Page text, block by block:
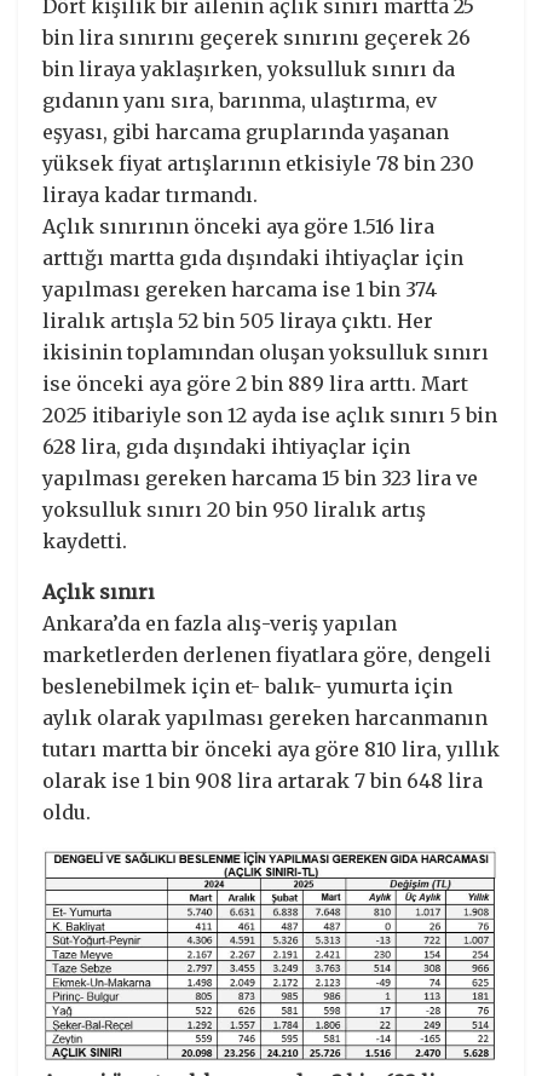
Dört kişilik bir ailenin açlık sınırı martta 25
bin lira sınırını geçerek sınırını geçerek 26
bin liraya yaklaşırken, yoksulluk sınırı da
gıdanın yanı sıra, barınma, ulaştırma, ev
eşyası, gibi harcama gruplarında yaşanan
yüksek fiyat artışlarının etkisiyle 78 bin 230
liraya kadar tırmandı.
Açlık sınırının önceki aya göre 1.516 lira
arttığı martta gıda dışındaki ihtiyaçlar için
yapılması gereken harcama ise 1 bin 374
liralık artışla 52 bin 505 liraya çıktı. Her
ikisinin toplamından oluşan yoksulluk sınırı
ise önceki aya göre 2 bin 889 lira arttı. Mart
2025 itibariyle son 12 ayda ise açlık sınırı 5 bin
628 lira, gıda dışındaki ihtiyaçlar için
yapılması gereken harcama 15 bin 323 lira ve
yoksulluk sınırı 20 bin 950 liralık artış
kaydetti.
Açlık sınırı
Ankara’da en fazla alış-veriş yapılan
marketlerden derlenen fiyatlara göre, dengeli
beslenebilmek için et- balık- yumurta için
aylık olarak yapılması gereken harcanmanın
tutarı martta bir önceki aya göre 810 lira, yıllık
olarak ise 1 bin 908 lira artarak 7 bin 648 lira
oldu.